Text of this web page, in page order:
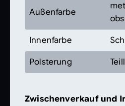
Außenfarbe
Innenfarbe
Polsterung
Zwischenverkauf und